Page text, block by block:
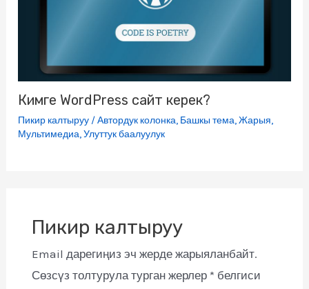
Кимге WordPress сайт керек?
Пикир калтыруу /Автордук колонка, Башкы тема,Жарыя,
Мультимедиа,Улуттук баалуулук
Пикир калтыруу
Email дарегиңиз эч жерде жарыяланбайт.
Сөзсүз толтурула турган жерлер * белгиси